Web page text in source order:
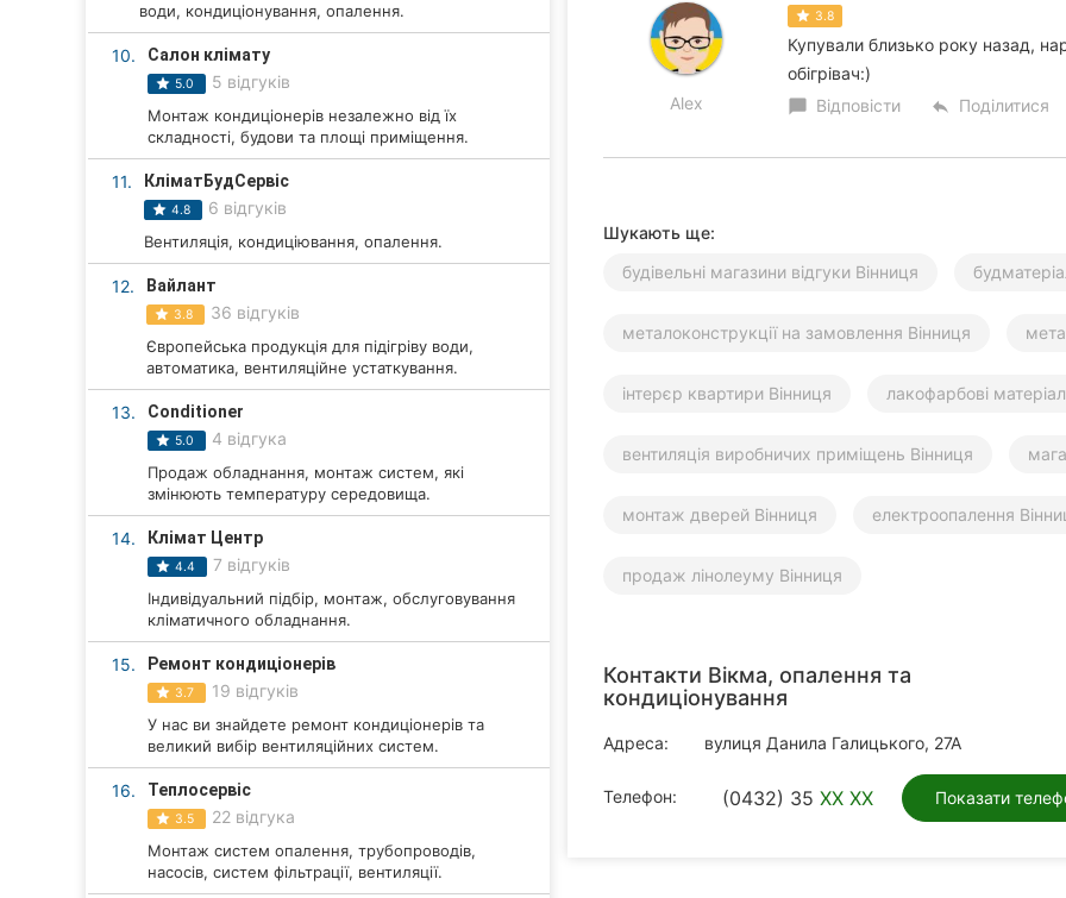
Чернігів
Івано-Франківськ
Карпати
води, кондиціонування, опалення.
10. Салон клімату
5.0 5 відгуків
Монтаж кондиціонерів незалежно від їх
складності, будови та площі приміщення.
11. КліматБудСервіс
4.8 6 відгуків
Вентиляція, кондиціювання, опалення.
12. Вайлант
3.8 36 відгуків
Європейська продукція для підігріву води,
автоматика, вентиляційне устаткування.
13. Сonditioner
5.0 4 відгука
Продаж обладнання, монтаж систем, які
змінюють температуру середовища.
14. Клімат Центр
4.4 7 відгуків
Індивідуальний підбір, монтаж, обслуговування
кліматичного обладнання.
15. Ремонт кондиціонерів
3.7 19 відгуків
У нас ви знайдете ремонт кондиціонерів та
великий вибір вентиляційних систем.
16. Теплосервіс
3.5 22 відгука
Монтаж систем опалення, трубопроводів,
насосів, систем фільтрації, вентиляції.
Alex
3.8
Купували близько року назад,
обігрівач:)
chat_bubble Відповісти reply Поділитися
Шукають ще:
будівельні магазини відгуки Вінниця
металоконструкції на замовлення Вінниця
інтерєр квартири Вінниця лакофарбові
вентиляція виробничих приміщень Вінниця
монтаж дверей Вінниця електроопалення
продаж лінолеуму Вінниця
Контакти Вікма, опалення та
кондиціонування
Адреса: вулиця Данила Галицького, 27А
Телефон: (0432) 35 XX XX Показати